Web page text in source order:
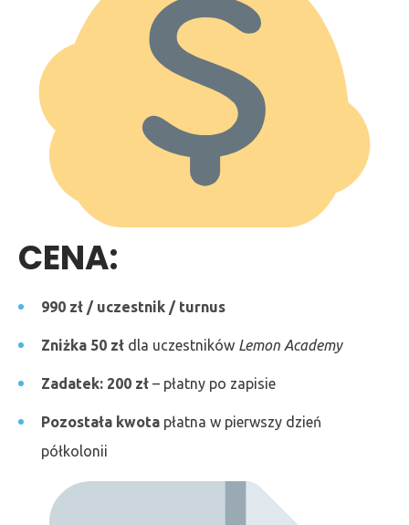
CENA:
990 zł / uczestnik / turnus
Zniżka 50 zł dla uczestników Lemon Academy
Zadatek: 200 zł – płatny po zapisie
Pozostała kwota płatna w pierwszy dzień
półkolonii